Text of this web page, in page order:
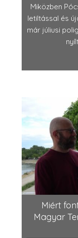
Miközben
letiltással és
már júliusi
Miért
Magyar